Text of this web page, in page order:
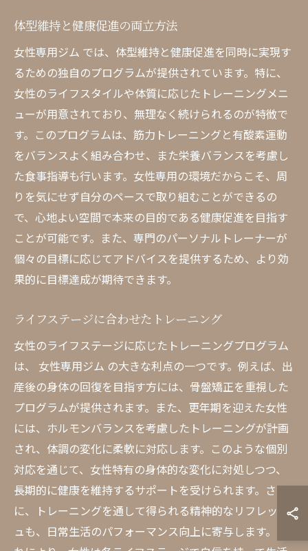
体型維持と健康促進の両立方法
女性専用ジム では、体型維持と健康促進を同時に実現す
るための独自のプログラムが提供されています。特に、
女性のライフスタイルや体質に応じたトレーニングメニ
ューが用意されており、無理なく続けられるのが特徴で
す。このプログラムは、筋力トレーニングと有酸素運動
をバランスよく組み合わせ、また栄養バランスを考慮し
た食事指導も行います。女性専用の環境だからこそ、周
りを気にせず自分のペースで取り組むことができるの
で、心地よい空間で本来の目的である健康促進を目指す
ことが可能です。また、専門のパーソナルトレーナーが
個々の目標に応じてアドバイスを提供するため、より効
果的に目標達成が期待できます。
ライフステージに合わせたトレーニング
女性のライフステージに応じたトレーニングプログラム
は、 女性専用ジム の大きな利点の一つです。例えば、出
産後の身体の回復を目指す方には、骨盤矯正を重視した
プログラムが提供されます。また、更年期を迎えた女性
には、ホルモンバランスを考慮したトレーニングが計画
され、体調の変化に柔軟に対応します。このような個別
対応を通じて、女性特有の身体的な変化に対処しつつ、
長期的に健康を維持するサポートを受けられます。さら
に、トレーニングを通して得られる精神的なリフレッシ
ュも、日常生活のパフォーマンス向上に寄与します。こ